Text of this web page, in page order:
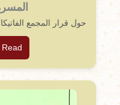
حول قرار المجمع
Read